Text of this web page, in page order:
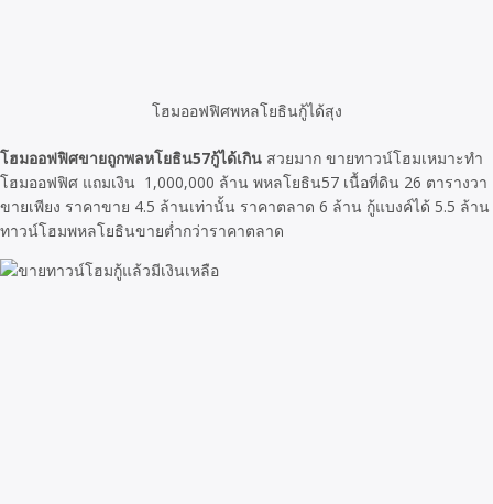
โฮมออฟฟิศพหลโยธินกู้ได้สุง
โฮมออฟฟิศขายถูกพลหโยธิน57กู้ได้เกิน สวยมาก ขายทาวน์โฮมเหมาะทำ
โฮมออฟฟิศ แถมเงิน 1,000,000 ล้าน พหลโยธิน57 เนื้อที่ดิน 26 ตารางวา
ขายเพียง ราคาขาย 4.5 ล้านเท่านั้น ราคาตลาด 6 ล้าน กู้แบงค์ได้ 5.5 ล้าน
ทาวน์โฮมพหลโยธินขายต่ำกว่าราคาตลาด